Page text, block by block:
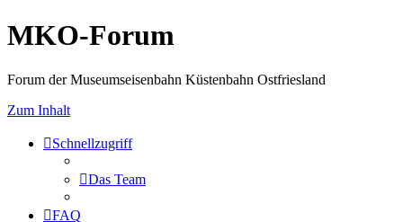
MKO-Forum
Forum der Museumseisenbahn Küstenbahn Ostfriesland
Zum Inhalt
Schnellzugriff
Das Team
FAQ